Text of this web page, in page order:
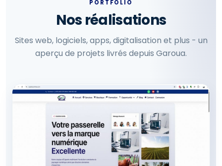
PORTFOLIO
Nos réalisations
Sites web, logiciels, apps, digitalisation et plus - un
aperçu de projets livrés depuis Garoua.